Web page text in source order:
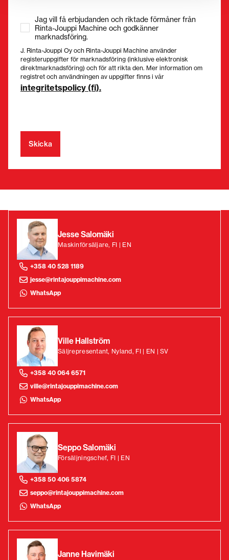
Jag vill få erbjudanden och riktade förmåner från
Rinta-Jouppi Machine och godkänner
marknadsföring.
J. Rinta-Jouppi Oy och Rinta-Jouppi Machine använder
registeruppgifter för marknadsföring (inklusive elektronisk
direktmarknadsföring) och för att rikta den. Mer information om
registret och användningen av uppgifter finns i vår
integritetspolicy (fi).
Jesse Salomäki
Maskinförsäljare, FI | EN
+358 40 528 1189
jesse@rintajouppimachine.com
WhatsApp
Ville Hallström
Säljrepresentant, Nyland, FI | EN | SV
+358 40 064 6571
ville@rintajouppimachine.com
WhatsApp
Seppo Salomäki
Försäljningschef, FI | EN
+358 50 406 5874
seppo@rintajouppimachine.com
WhatsApp
Janne Havimäki